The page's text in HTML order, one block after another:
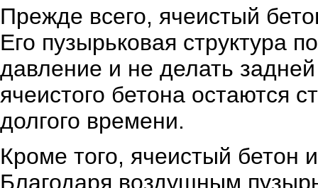
Прежде всего, ячеистый
Его пузырьковая структура
давление и не делать
ячеистого бетона остаются
долгого времени.
Кроме того, ячеистый бетон
Благодаря воздушным